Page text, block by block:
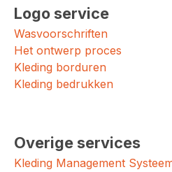
Logo service
Wasvoorschriften
Het ontwerp proces
Kleding borduren
Kleding bedrukken
Overige services
Kleding Management